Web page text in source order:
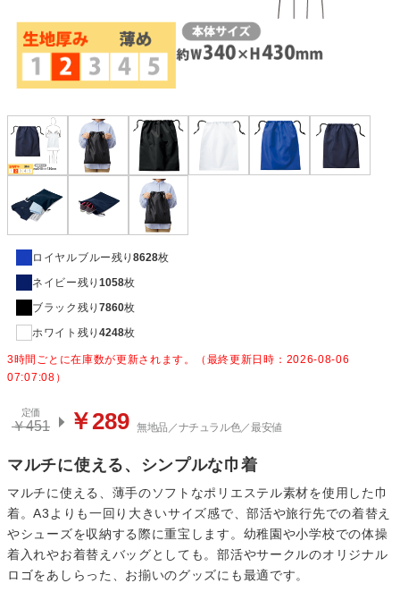
ロイヤルブルー残り 8628枚
ネイビー残り 1058枚
ブラック 残り 7860枚
ホワイト 残り 4248枚
3時間ごとに在庫数が更新されます。（最終更新日時：2026-08-06
07:07:08）
定価
￥451 ￥289 無地品／ナチュラル色／最安値
マルチに使える、シンプルな巾着
マルチに使える、薄手のソフトなポリエステル素材を使用した巾
着。A3よりも一回り大きいサイズ感で、部活や旅行先での着替え
やシューズを収納する際に重宝します。幼稚園や小学校での体操
着入れやお着替えバッグとしても。部活やサークルのオリジナル
ロゴをあしらった、お揃いのグッズにも最適です。